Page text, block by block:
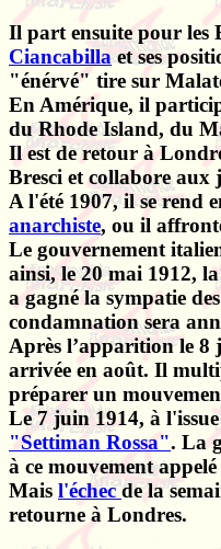
Il part ensuite pour les
Ciancabillaet ses
"énérvé" tire sur
En Amérique, il
du Rhode Island, du
Il est de retour à
Bresci et collabore
A l'été 1907, il se rend
anarchiste, ou il
Le gouvernement
ainsi, le 20 mai 1912,
a gagné la sympatie
condamnation sera
Après l’apparition le
arrivée en août. Il
préparer un
Le 7 juin 1914, à
"Settiman Rossa". La
à ce mouvement appelé
Mais l'échecde la
retourne à Londres.